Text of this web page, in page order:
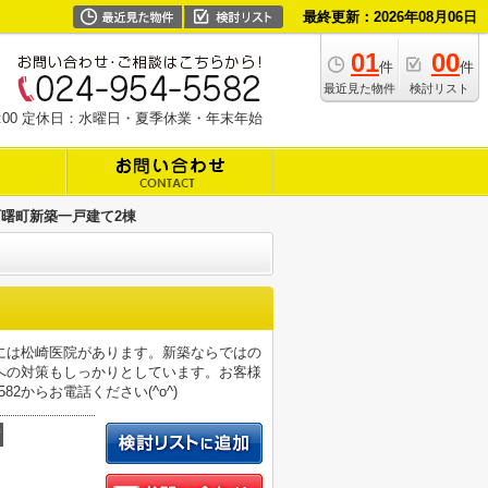
最終更新：2026年08月06日
01件
最近見た物件
00件
検討リスト
定休日：水曜日・夏季休業・年末年始
町新築一戸建て2棟
松崎医院があります。新築ならではの
対策もしっかりとしています。お客様
からお電話ください(^o^)